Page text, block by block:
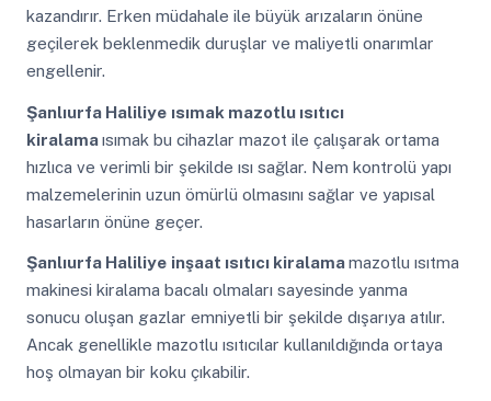
kazandırır. Erken müdahale ile büyük arızaların önüne
geçilerek beklenmedik duruşlar ve maliyetli onarımlar
engellenir.
Şanlıurfa Haliliye ısımak mazotlu ısıtıcı
kiralamaısımak bu cihazlar mazot ile çalışarak ortama
hızlıca ve verimli bir şekilde ısı sağlar. Nem kontrolü yapı
malzemelerinin uzun ömürlü olmasını sağlar ve yapısal
hasarların önüne geçer.
Şanlıurfa Haliliye inşaat ısıtıcı kiralamamazotlu ısıtma
makinesi kiralama bacalı olmaları sayesinde yanma
sonucu oluşan gazlar emniyetli bir şekilde dışarıya atılır.
Ancak genellikle mazotlu ısıtıcılar kullanıldığında ortaya
hoş olmayan bir koku çıkabilir.